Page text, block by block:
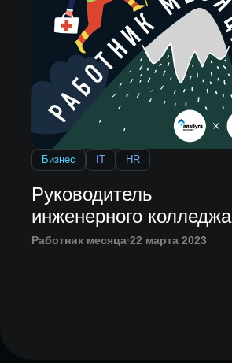
Бизнес IT HR
Руководитель
инженерного колледжа
Работник месяца 22 марта 2023